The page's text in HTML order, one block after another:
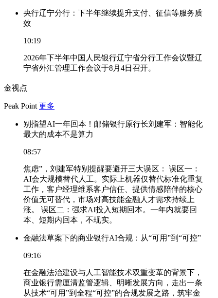
央行辽宁分行：下半年继续提升支付、征信等服务质
效
10:19
2026年下半年中国人民银行辽宁省分行工作会议暨辽
宁省外汇管理工作会议于8月4日召开。
金视点
Peak Point 更多
别指望AI一年回本！邮储银行原行长刘建军：智能化
最大的成本不是算力
08:57
焦虑”，刘建军特别提醒要避开三大误区： 误区一：
AI会大规模替代人工。实际上机器仅替代标准化重复
工作，客户经理维系客户信任、提供情感陪伴的核心
价值无可替代，市场对高技能金融人才需求持续上
涨。 误区二：强求AI投入短期回本。一年内就要回
本、短期内回本，不现实。
金融法草案下的商业银行AI合规：从“可用”到“可控”
09:16
在金融法治建设与人工智能技术双重变革的背景下，
商业银行需厘清监管逻辑、明晰发展方向，走出一条
从技术“可用”到全程“可控”的合规发展之路，筑牢金